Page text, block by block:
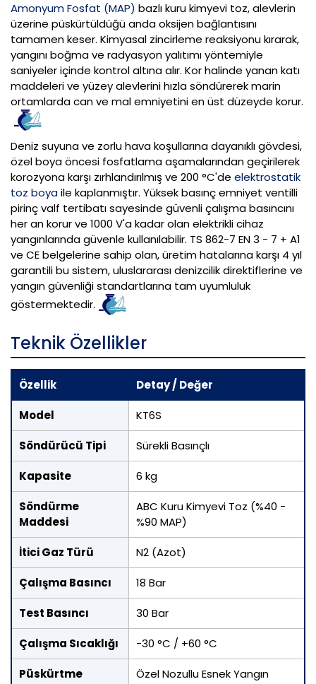
Amonyum Fosfat (MAP) bazlı kuru kimyevi toz, alevlerin
üzerine püskürtüldüğü anda oksijen bağlantısını
tamamen keser. Kimyasal zincirleme reaksiyonu kırarak,
yangını boğma ve radyasyon yalıtımı yöntemiyle
saniyeler içinde kontrol altına alır. Kor halinde yanan katı
maddeleri ve yüzey alevlerini hızla söndürerek marin
ortamlarda can ve mal emniyetini en üst düzeyde korur.
Deniz suyuna ve zorlu hava koşullarına dayanıklı gövdesi,
özel boya öncesi fosfatlama aşamalarından geçirilerek
korozyona karşı zırhlandırılmış ve 200 °C'de elektrostatik
toz boyaile kaplanmıştır. Yüksek basınç emniyet ventilli
pirinç valf tertibatı sayesinde güvenli çalışma basıncını
her an korur ve 1000 V'a kadar olan elektrikli cihaz
yangınlarında güvenle kullanılabilir. TS 862-7 EN 3 - 7 + A1
ve CE belgelerine sahip olan, üretim hatalarına karşı 4 yıl
garantili bu sistem, uluslararası denizcilik direktiflerine ve
yangın güvenliği standartlarına tam uyumluluk
göstermektedir.
Teknik Özellikler
Özellik Detay / Değer
Model KT6S
Söndürücü Tipi Sürekli Basınçlı
Kapasite 6 kg
Söndürme
Maddesi
ABC Kuru Kimyevi Toz (%40 -
%90 MAP)
İtici Gaz Türü N2 (Azot)
Çalışma Basıncı 18 Bar
Test Basıncı 30 Bar
Çalışma Sıcaklığı -30 °C / +60 °C
Püskürtme
Özel Nozullu Esnek Yangın